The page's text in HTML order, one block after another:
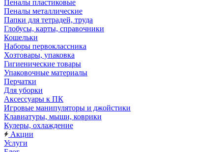
Пеналы пластиковые
Пеналы металлические
Папки для тетрадей, труда
Глобусы, карты, справочники
Кошельки
Наборы первоклассника
Хозтовары, упаковка
Гигиенические товары
Упаковочные материалы
Перчатки
Для уборки
Аксессуары к ПК
Игровые манипуляторы и джойстики
Клавиатуры, мыши, коврики
Кулеры, охлаждение
Акции
Услуги